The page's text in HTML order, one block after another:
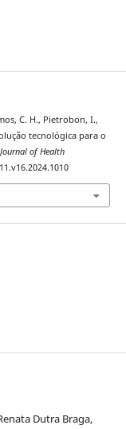
C. H., Pietrobon, I.,
tecnológica para o
Journal of Health
Dutra Braga,